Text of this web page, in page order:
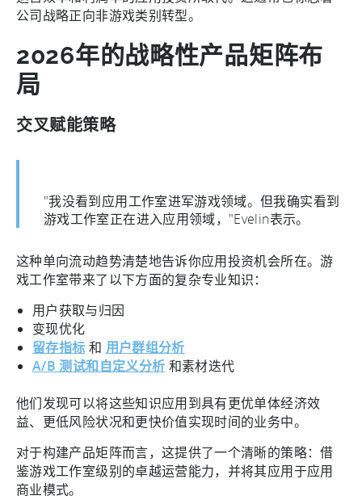
公司战略正向非游戏类别转型。
2026年的战略性产品矩阵布
局
交叉赋能策略
"我没看到应用工作室进军游戏领域。但我确实看到
游戏工作室正在进入应用领域，"Evelin表示。
这种单向流动趋势清楚地告诉你应用投资机会所在。游
戏工作室带来了以下方面的复杂专业知识：
用户获取与归因
变现优化
留存指标 和 用户群组分析
A/B 测试和自定义分析 和素材迭代
他们发现可以将这些知识应用到具有更优单体经济效
益、更低风险状况和更快价值实现时间的业务中。
对于构建产品矩阵而言，这提供了一个清晰的策略：借
鉴游戏工作室级别的卓越运营能力，并将其应用于应用
商业模式。